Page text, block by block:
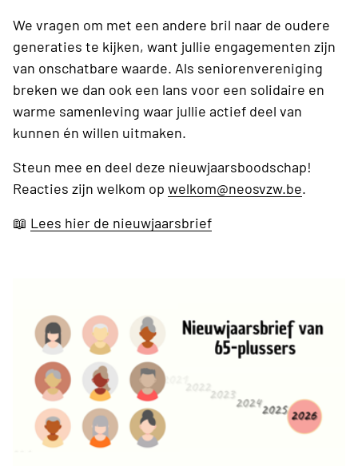
We vragen om met een andere bril naar de oudere
generaties te kijken, want jullie engagementen zijn
van onschatbare waarde. Als seniorenvereniging
breken we dan ook een lans voor een solidaire en
warme samenleving waar jullie actief deel van
kunnen én willen uitmaken.
Steun mee en deel deze nieuwjaarsboodschap!
Reacties zijn welkom op welkom@neosvzw.be.
📖 Lees hier de nieuwjaarsbrief